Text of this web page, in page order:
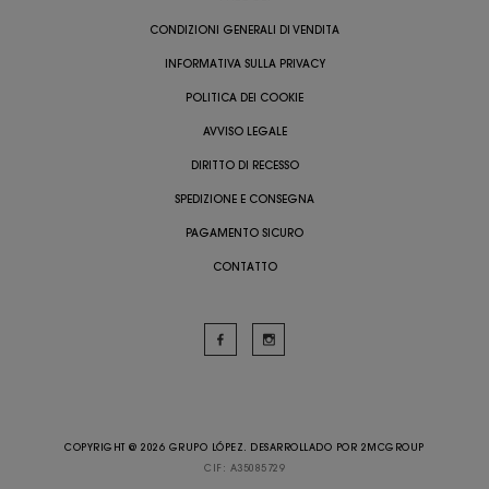
CONDIZIONI GENERALI DI VENDITA
INFORMATIVA SULLA PRIVACY
POLITICA DEI COOKIE
AVVISO LEGALE
DIRITTO DI RECESSO
SPEDIZIONE E CONSEGNA
PAGAMENTO SICURO
CONTATTO
COPYRIGHT @ 2026 GRUPO LÓPEZ. DESARROLLADO POR 2MCGROUP
CIF: A35085729